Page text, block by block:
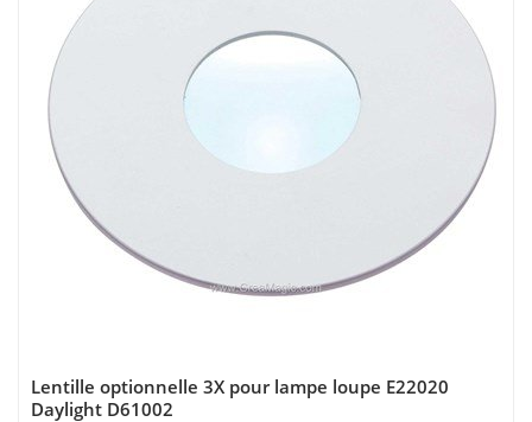
Lentille optionnelle 3X pour lampe loupe E22020
Daylight D61002